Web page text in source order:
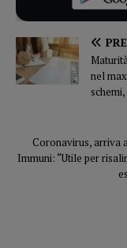
nel
Coronavirus, arriva
Immuni: “Utile per